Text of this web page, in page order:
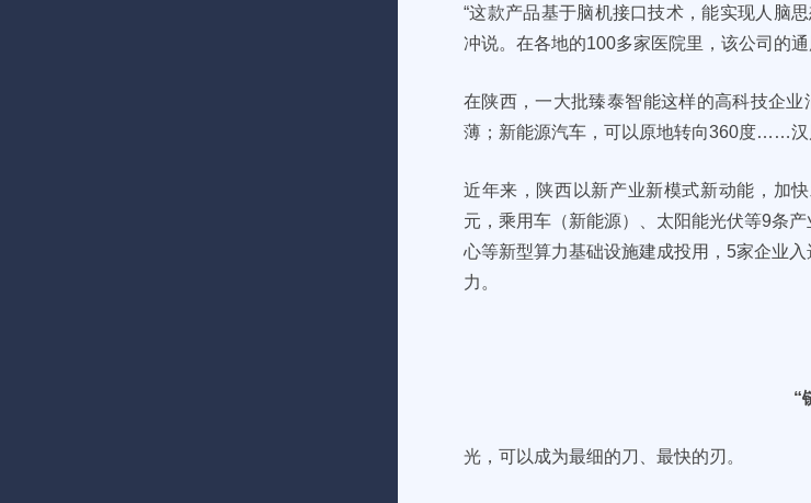
“这款产品基于脑机接口技术，能实现人脑
冲说。在各地的100多家医院里，该公司的
在陕西，一大批臻泰智能这样的高科技企
薄；新能源汽车，可以原地转向360度……汉
近年来，陕西以新产业新模式新动能，加
元，乘用车（新能源）、太阳能光伏等9条
心等新型算力基础设施建成投用，5家企业
力。
“
光，可以成为最细的刀、最快的刃。